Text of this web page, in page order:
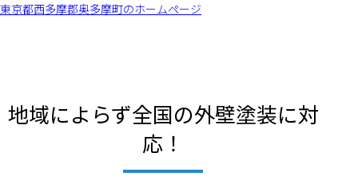
東京都西多摩郡奥多摩町のホームページ
地域によらず全国の外壁塗装に対
応！